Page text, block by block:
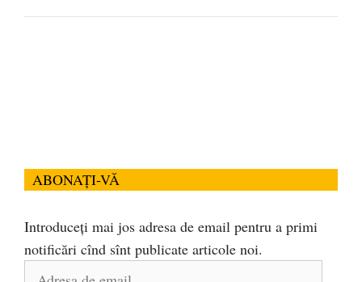
ABONAȚI-VĂ
Introduceți mai jos adresa de email pentru a primi
notificări cînd sînt publicate articole noi.
Adresa